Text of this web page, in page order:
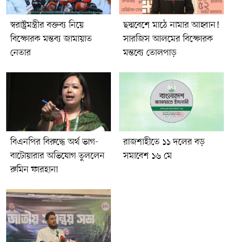
রয়েছে।তিনি কার্যক্রম নিষিদ্ধ আওয়ামী লীগের নেতাকর্মীদের উদ্দেশে
বলেন, তারা যেন অতীতের অপরাধ স্বীকার করে জাতির কাছে ক্ষমা চান
এবং যারা সরাসরি অপরাধে জড়িত, তারা আইনশৃঙ্খলা বাহিনীর কাছে
আত্মসমর্পণ করেন। অন্যথায় নতুন করে সহিংসতার চেষ্টা করলে তাদের
রাজনৈতিক অস্তিত্ব আরও সংকটের মুখে পড়বে বলে তিনি মন্তব্য করেন।
স্বরাষ্ট্রমন্ত্রীর বক্তব্য নিয়ে
বিস্ফোরক মন্তব্য জামায়াত
নেতার
ছদ্মবেশে মাঠে নামার আহ্বান!
সারজিস আলমের বিস্ফোরক
মন্তব্যে তোলপাড়
বিএনপির বিরুদ্ধে অর্থ ভাগ-
বাটোয়ারার অভিযোগ তুললেন
রুমিন ফারহানা
রাজশাহীতে ১১ দলের বড়
সমাবেশ ১৬ মে